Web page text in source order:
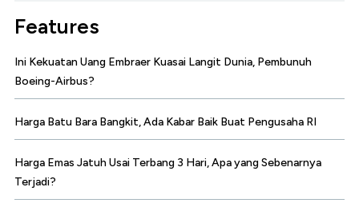
Features
Ini Kekuatan Uang Embraer Kuasai Langit Dunia, Pembunuh
Boeing-Airbus?
Harga Batu Bara Bangkit, Ada Kabar Baik Buat Pengusaha RI
Harga Emas Jatuh Usai Terbang 3 Hari, Apa yang Sebenarnya
Terjadi?